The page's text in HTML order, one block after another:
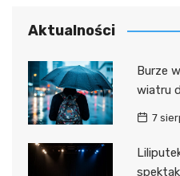
Aktualności
Burze
wiatru
7